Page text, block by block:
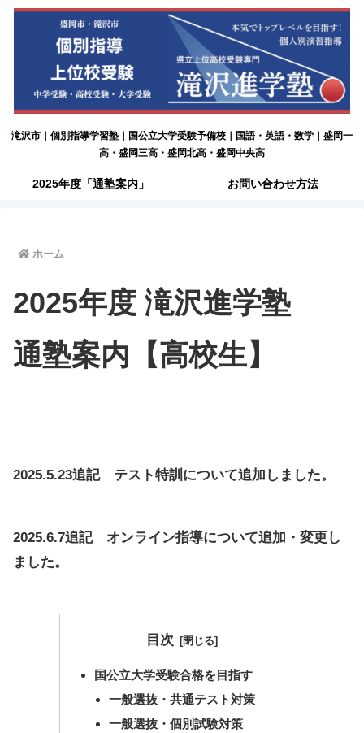
滝沢市｜個別指導学習塾｜国公立大学受験予備校｜国語・英語・数学｜盛岡一
高・盛岡三高・盛岡北高・盛岡中央高
2025年度「通塾案内」 お問い合わせ方法
ホーム
2025年度 滝沢進学塾
通塾案内【高校生】
2025.5.23追記 テスト特訓について追加しました。
2025.6.7追記 オンライン指導について追加・変更し
ました。
目次
国公立大学受験合格を目指す
一般選抜・共通テスト対策
一般選抜・個別試験対策